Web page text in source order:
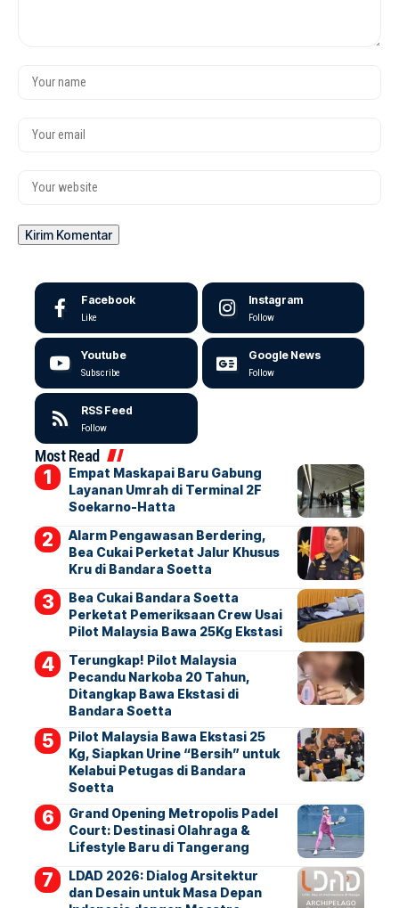
Facebook
Like
Instagram
Follow
Youtube
Subscribe
Google News
Follow
RSS Feed
Follow
Most Read
Empat Maskapai Baru Gabung
Layanan Umrah di Terminal 2F
Soekarno-Hatta
Alarm Pengawasan Berdering,
Bea Cukai Perketat Jalur Khusus
Kru di Bandara Soetta
Bea Cukai Bandara Soetta
Perketat Pemeriksaan Crew Usai
Pilot Malaysia Bawa 25Kg Ekstasi
Terungkap! Pilot Malaysia
Pecandu Narkoba 20 Tahun,
Ditangkap Bawa Ekstasi di
Bandara Soetta
Pilot Malaysia Bawa Ekstasi 25
Kg, Siapkan Urine “Bersih” untuk
Kelabui Petugas di Bandara
Soetta
Grand Opening Metropolis Padel
Court: Destinasi Olahraga &
Lifestyle Baru di Tangerang
LDAD 2026: Dialog Arsitektur
dan Desain untuk Masa Depan